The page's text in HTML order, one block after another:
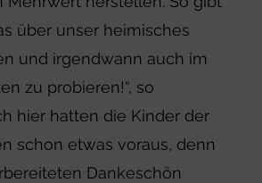
über unser heimisches
und irgendwann auch im
zu probieren!“, so
hier hatten die Kinder der
schon etwas voraus, denn
Dankeschön